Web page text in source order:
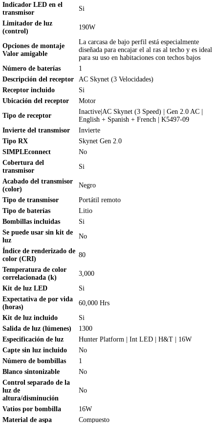
Indicador LED en el
transmisor
Si
Limitador de luz
(control)
190W
Opciones de montaje
Valor amigable
La carcasa de bajo perfil está especialmente
diseñada para encajar el al ras al techo y es ideal
para su uso en habitaciones con techos bajos
Número de baterías
1
Descripción del receptor
AC Skynet (3 Velocidades)
Receptor incluido
Si
Ubicación del receptor
Motor
Tipo de receptor
Inactive|AC Skynet (3 Speed) | Gen 2.0 AC |
English + Spanish + French | K5497-09
Invierte del transmisor
Invierte
Tipo RX
Skynet Gen 2.0
SIMPLEconnect
No
Cobertura del
transmisor
Si
Acabado del transmisor
(color)
Negro
Tipo de transmisor
Portátil remoto
Tipo de baterías
Litio
Bombillas incluidas
Si
Se puede usar sin kit de
luz
No
Índice de renderizado de
color (CRI)
80
Temperatura de color
correlacionada (k)
3,000
Kit de luz LED
Si
Expectativa de por vida
(horas)
60,000 Hrs
Kit de luz incluido
Si
Salida de luz (lúmenes)
1300
Especificación de luz
Hunter Platform | Int LED | H&T | 16W
Capte sin luz incluido
No
Número de bombillas
1
Blanco sintonizable
No
Control separado de la
luz de
altura/disminución
No
Vatios por bombilla
16W
Material de aspa
Compuesto